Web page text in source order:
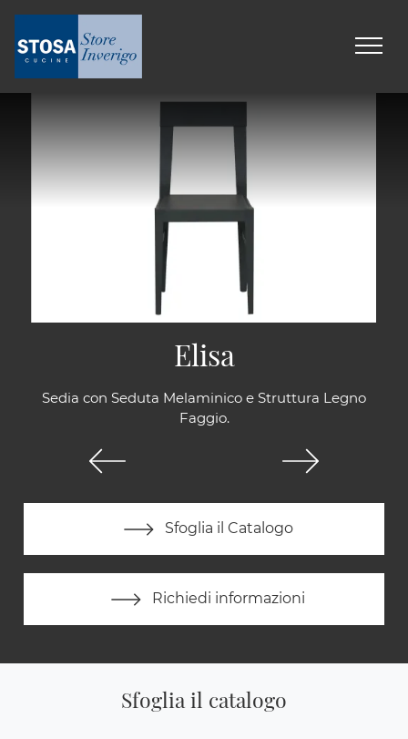
Sedia con Seduta Melaminico e Struttura Legno
Faggio.
Sfoglia il Catalogo
Richiedi informazioni
Elisa
Sfoglia il catalogo